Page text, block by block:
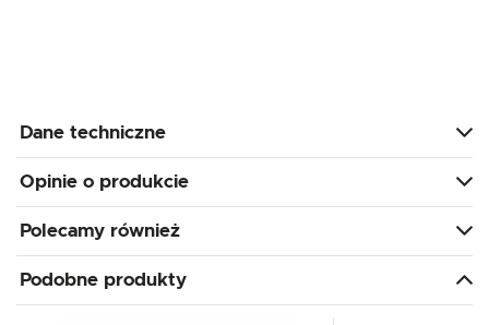
Dane techniczne
Opinie o produkcie
Polecamy również
Podobne produkty